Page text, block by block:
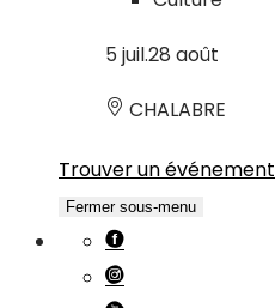
5 juil.28 août
CHALABRE
Trouver un événement
Fermer sous-menu